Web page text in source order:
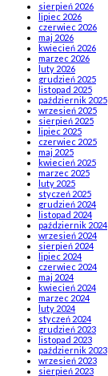
sierpień 2026
lipiec 2026
czerwiec 2026
maj 2026
kwiecień 2026
marzec 2026
luty 2026
grudzień 2025
listopad 2025
październik 2025
wrzesień 2025
sierpień 2025
lipiec 2025
czerwiec 2025
maj 2025
kwiecień 2025
marzec 2025
luty 2025
styczeń 2025
grudzień 2024
listopad 2024
październik 2024
wrzesień 2024
sierpień 2024
lipiec 2024
czerwiec 2024
maj 2024
kwiecień 2024
marzec 2024
luty 2024
styczeń 2024
grudzień 2023
listopad 2023
październik 2023
wrzesień 2023
sierpień 2023